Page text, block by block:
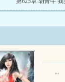
...